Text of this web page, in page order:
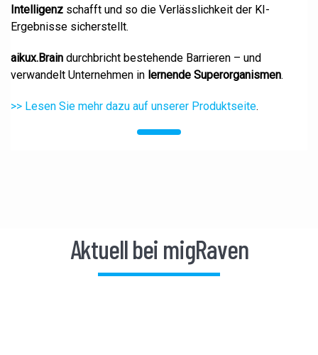
Intelligenz schafft und so die Verlässlichkeit der KI-
Ergebnisse sicherstellt.
aikux.Brain durchbricht bestehende Barrieren – und
verwandelt Unternehmen in lernende Superorganismen.
>> Lesen Sie mehr dazu auf unserer Produktseite.
Aktuell bei migRaven